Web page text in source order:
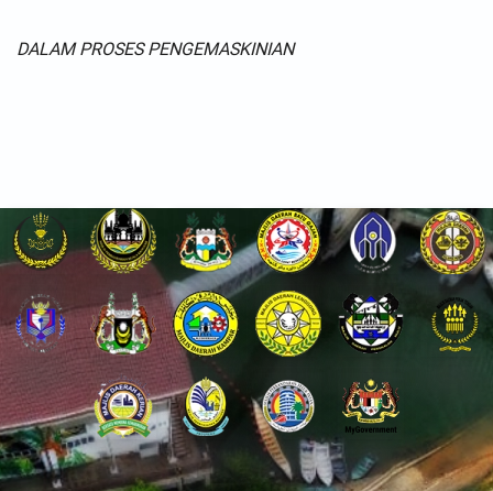
DALAM PROSES PENGEMASKINIAN